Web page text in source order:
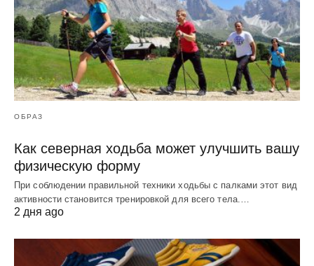
ОБРАЗ
Как северная ходьба может улучшить вашу
физическую форму
При соблюдении правильной техники ходьбы с палками этот вид
активности становится тренировкой для всего тела.…
2 дня ago